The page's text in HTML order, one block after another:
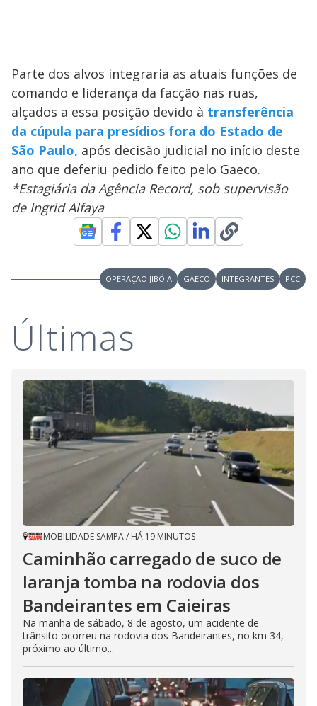
Parte dos alvos integraria as atuais funções de
comando e liderança da facção nas ruas,
alçados a essa posição devido à transferência
da cúpula para presídios fora do Estado de
São Paulo, após decisão judicial no início deste
ano que deferiu pedido feito pelo Gaeco.
*Estagiária da Agência Record, sob supervisão
de Ingrid Alfaya
OPERAÇÃO JIBÓIA GAECO INTEGRANTES PCC
Últimas
MOBILIDADE SAMPA/ HÁ 19 MINUTOS
Caminhão carregado de suco de
laranja tomba na rodovia dos
Bandeirantes em Caieiras
Na manhã de sábado, 8 de agosto, um acidente de
trânsito ocorreu na rodovia dos Bandeirantes, no km 34,
próximo ao último...